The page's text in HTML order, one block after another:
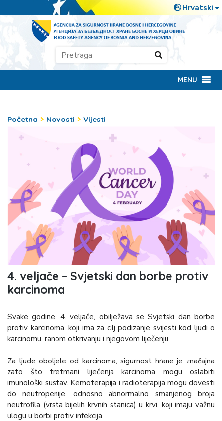
MENU
Početna Novosti Vijesti
4. veljače – Svjetski dan borbe protiv
karcinoma
Svake godine, 4. veljače, obilježava se Svjetski dan borbe
protiv karcinoma, koji ima za cilj podizanje svijesti kod ljudi o
karcinomu, ranom otkrivanju i njegovom liječenju.
Za ljude oboljele od karcinoma, sigurnost hrane je značajna
zato što tretmani liječenja karcinoma mogu oslabiti
imunološki sustav. Kemoterapija i radioterapija mogu dovesti
do neutropenije, odnosno abnormalno smanjenog broja
neutrofila (vrsta bijelih krvnih stanica) u krvi, koji imaju važnu
ulogu u borbi protiv infekcija.